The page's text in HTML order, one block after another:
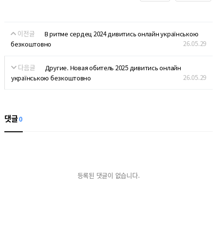
이전글
В ритме сердец 2024 дивитись онлайн українською
безкоштовно
26.05.29
다음글
Другие. Новая обитель 2025 дивитись онлайн
українською безкоштовно
26.05.29
댓글0
등록된 댓글이 없습니다.